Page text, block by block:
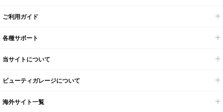
ご利用ガイド
各種サポート
当サイトについて
ビューティガレージについて
海外サイト一覧